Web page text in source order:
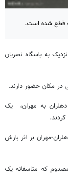
قطع شده است.
به پاسگاه نصریان
در مکان حضور دارند.
به مهران، یک
مهران بر اثر بارش
که متاسفانه یک